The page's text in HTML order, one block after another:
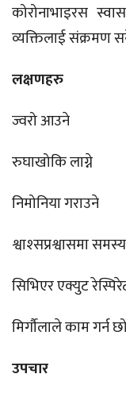
कोरोनाभाइरस
व्यक्तिलाई संक्रमण
लक्षणहरु
ज्वरो आउने
रुघाखोकि लाग्ने
निमोनिया गराउने
श्वाश्सप्रश्वासमा
सिभिएर एक्युट
मिर्गौलाले काम
उपचार